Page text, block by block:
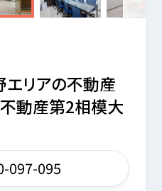
リアの不動産
動産第2相模大
097-095